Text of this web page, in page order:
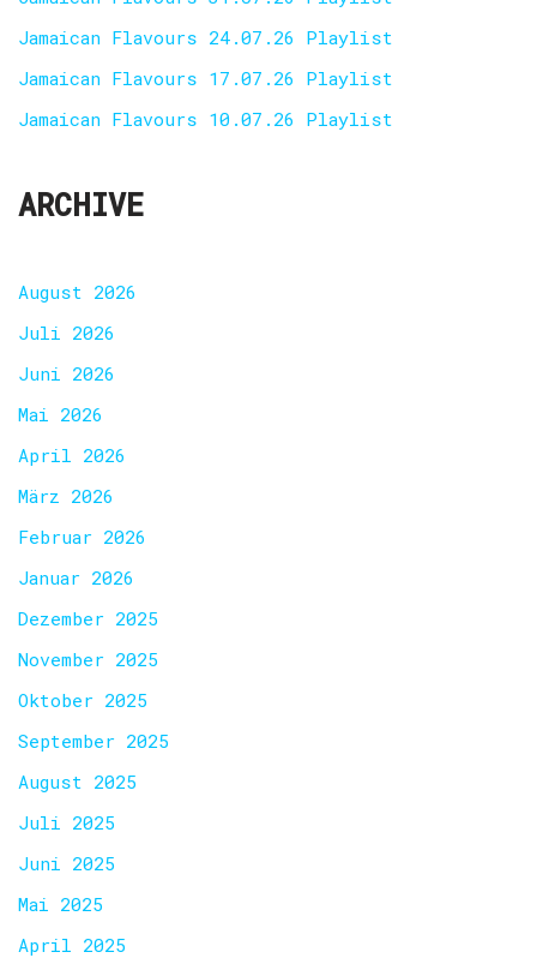
Jamaican Flavours 24.07.26 Playlist
Jamaican Flavours 17.07.26 Playlist
Jamaican Flavours 10.07.26 Playlist
ARCHIVE
August 2026
Juli 2026
Juni 2026
Mai 2026
April 2026
März 2026
Februar 2026
Januar 2026
Dezember 2025
November 2025
Oktober 2025
September 2025
August 2025
Juli 2025
Juni 2025
Mai 2025
April 2025